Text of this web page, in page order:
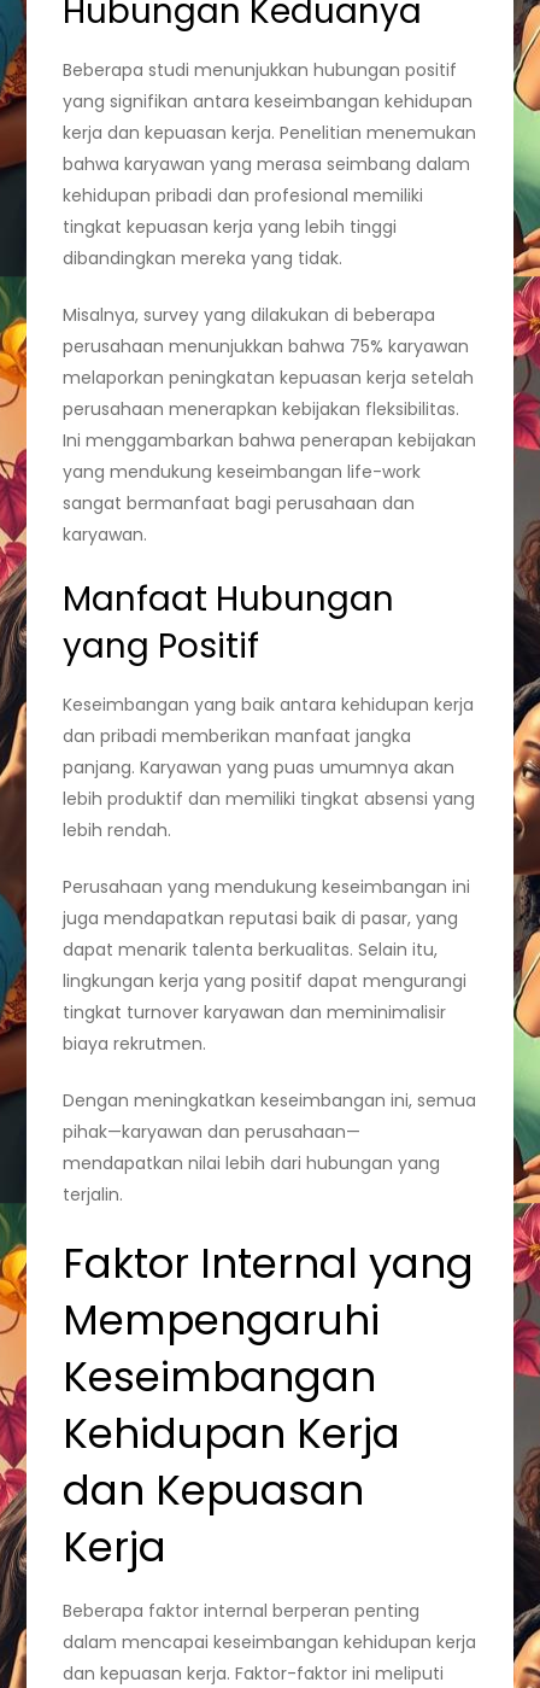
Hubungan Keduanya
Beberapa studi menunjukkan hubungan positif
yang signifikan antara keseimbangan kehidupan
kerja dan kepuasan kerja. Penelitian menemukan
bahwa karyawan yang merasa seimbang dalam
kehidupan pribadi dan profesional memiliki
tingkat kepuasan kerja yang lebih tinggi
dibandingkan mereka yang tidak.
Misalnya, survey yang dilakukan di beberapa
perusahaan menunjukkan bahwa 75% karyawan
melaporkan peningkatan kepuasan kerja setelah
perusahaan menerapkan kebijakan fleksibilitas.
Ini menggambarkan bahwa penerapan kebijakan
yang mendukung keseimbangan life-work
sangat bermanfaat bagi perusahaan dan
karyawan.
Manfaat Hubungan
yang Positif
Keseimbangan yang baik antara kehidupan kerja
dan pribadi memberikan manfaat jangka
panjang. Karyawan yang puas umumnya akan
lebih produktif dan memiliki tingkat absensi yang
lebih rendah.
Perusahaan yang mendukung keseimbangan ini
juga mendapatkan reputasi baik di pasar, yang
dapat menarik talenta berkualitas. Selain itu,
lingkungan kerja yang positif dapat mengurangi
tingkat turnover karyawan dan meminimalisir
biaya rekrutmen.
Dengan meningkatkan keseimbangan ini, semua
pihak—karyawan dan perusahaan—
mendapatkan nilai lebih dari hubungan yang
terjalin.
Faktor Internal yang
Mempengaruhi
Keseimbangan
Kehidupan Kerja
dan Kepuasan
Kerja
Beberapa faktor internal berperan penting
dalam mencapai keseimbangan kehidupan kerja
dan kepuasan kerja. Faktor-faktor ini meliputi